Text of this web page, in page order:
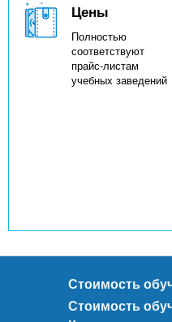
Цены
Полностью
соответствуют
прайс-листам
учебных заведений
Стоимость
Стоимость